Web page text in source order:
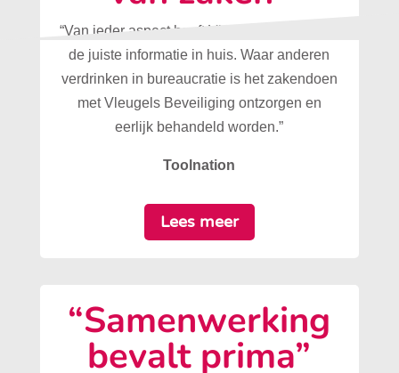
“Van ieder aspect heeft Vleugels Beveiliging
de juiste informatie in huis. Waar anderen
verdrinken in bureaucratie is het zakendoen
met Vleugels Beveiliging ontzorgen en
eerlijk behandeld worden.”
Toolnation
Lees meer
“Samenwerking
bevalt prima”